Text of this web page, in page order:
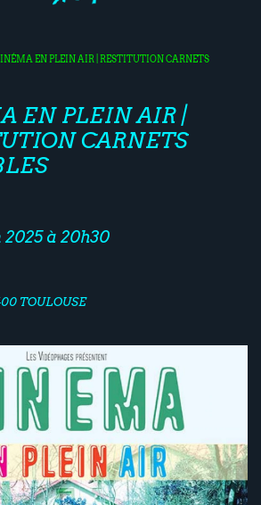
EN PLEIN AIR | RESTITUTION CARNETS
EN PLEIN AIR |
CARNETS
2025 à 20h30
TOULOUSE